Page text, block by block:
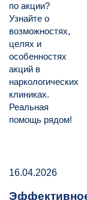
по акции?
Узнайте о
возможностях,
целях и
особенностях
акций в
наркологических
клиниках.
Реальная
помощь рядом!
16.04.2026